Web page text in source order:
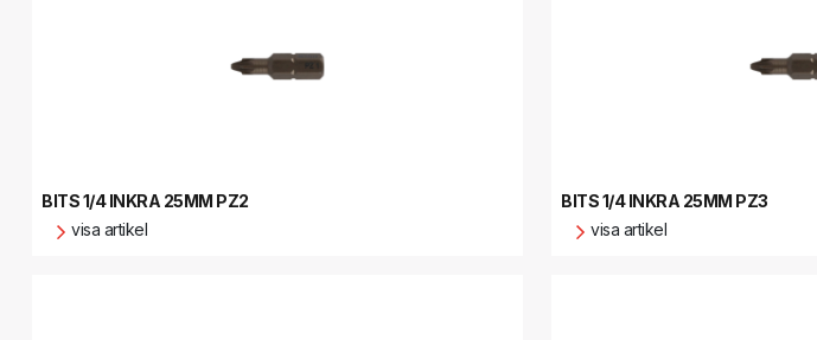
BITS 1/4 INKRA 25MM PZ2
visa artikel
BITS 1/4 INKRA 25MM PZ3
visa artikel